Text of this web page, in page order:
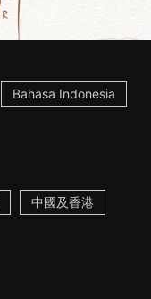
Bahasa Indonesia
中國及香港